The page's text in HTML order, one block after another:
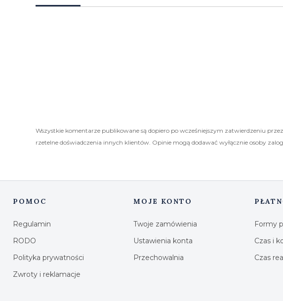
Wszystkie komentarze publikowane są dopiero po wcześniejszym zatwierdzeniu
rzetelne doświadczenia innych klientów. Opinie mogą dodawać wyłącznie osoby
Linki w stopce
POMOC
Regulamin
RODO
Polityka prywatności
Zwroty i reklamacje
MOJE KONTO
Twoje zamówienia
Ustawienia konta
Przechowalnia
Formy
Czas i
Czas